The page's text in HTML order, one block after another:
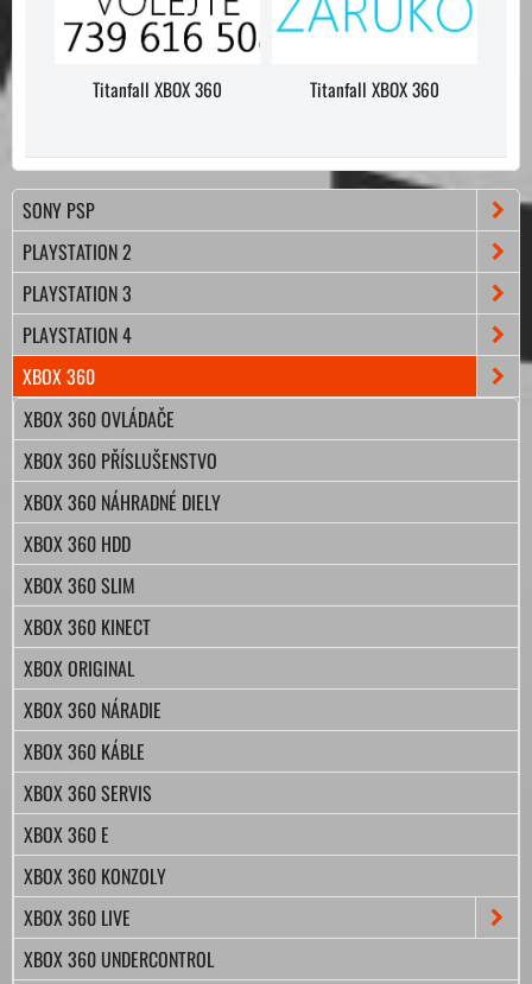
Titanfall XBOX 360 Titanfall XBOX 360
SONY PSP
PLAYSTATION 2
PLAYSTATION 3
PLAYSTATION 4
XBOX 360
XBOX 360 OVLÁDAČE
XBOX 360 PŘÍSLUŠENSTVO
XBOX 360 NÁHRADNÉ DIELY
XBOX 360 HDD
XBOX 360 SLIM
XBOX 360 KINECT
XBOX ORIGINAL
XBOX 360 NÁRADIE
XBOX 360 KÁBLE
XBOX 360 SERVIS
XBOX 360 E
XBOX 360 KONZOLY
XBOX 360 LIVE
XBOX 360 UNDERCONTROL